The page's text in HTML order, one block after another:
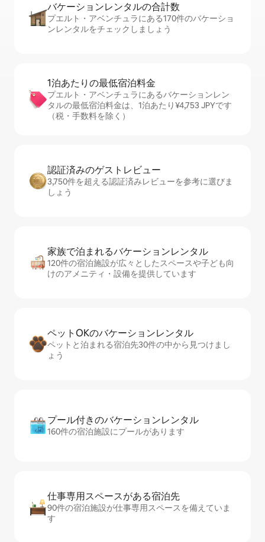
バケーションレ⁠ン⁠タ⁠ル⁠の合⁠計⁠数
プエルト・アベンチュラにある170件のバケーショ
ンレンタルをチェックしましょう
1泊あたりの最⁠低⁠宿⁠泊⁠料⁠金
プエルト・アベンチュラにあるバケーションレン
タルの最低宿泊料金は、1泊あたり¥4,753 JPYです
（税・手数料を除く）
認証済みのゲ⁠ス⁠ト⁠レ⁠ビ⁠ュ⁠ー
3,750件を超える認証済みレビューを参考に選びま
しょう
家族で泊まれるバ⁠ケ⁠ー⁠シ⁠ョ⁠ンレ⁠ン⁠タ⁠ル
120件の宿泊施設が広々としたスペースや子ども向
けのアメニティ・設備を提供しています
ペットOKのバ⁠ケ⁠ー⁠シ⁠ョ⁠ンレ⁠ン⁠タ⁠ル
ペットと泊まれる宿泊先30件の中から見つけまし
ょう
プール付きのバ⁠ケ⁠ー⁠シ⁠ョ⁠ンレ⁠ン⁠タ⁠ル
160件の宿泊施設にプールがあります
仕事専用ス⁠ペ⁠ー⁠スがあ⁠る宿⁠泊⁠先
90件の宿泊施設が仕事専用スペースを備えていま
す